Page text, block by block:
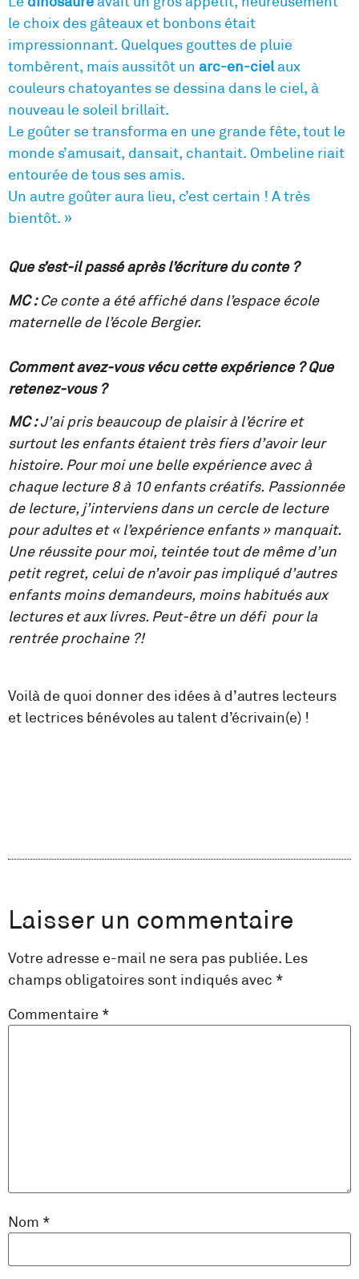
le choix des gâteaux et bonbons était
impressionnant. Quelques gouttes de pluie
tombèrent, mais aussitôt un arc-en-cielaux
couleurs chatoyantes se dessina dans le ciel, à
nouveau le soleil brillait.
Le goûter se transforma en une grande fête, tout le
monde s’amusait, dansait, chantait. Ombeline riait
entourée de tous ses amis.
Un autre goûter aura lieu, c’est certain ! A très
bientôt. »
Que s’est-il passé après l’écriture du conte ?
MC : Ce conte a été affiché dans l’espace école
maternelle de l’école Bergier.
Comment avez-vous vécu cette expérience ?Que
retenez-vous ?
MC : J’ai pris beaucoup de plaisir à l’écrire et
surtout les enfants étaient très fiers d’avoir leur
histoire. Pour moi une belle expérience avec à
chaque lecture 8 à 10 enfants créatifs. Passionnée
de lecture, j’interviens dans un cercle de lecture
pour adultes et « l’expérience enfants » manquait.
Une réussite pour moi, teintée tout de même d’un
petit regret, celui de n’avoir pas impliqué d’autres
enfants moins demandeurs, moins habitués aux
lectures et aux livres. Peut-être un défi pour la
rentrée prochaine ?!
Voilà de quoi donner des idées à d’autres lecteurs
et lectrices bénévoles au talent d’écrivain(e) !
Laisser un commentaire
Votre adresse e-mail ne sera pas publiée. Les
champs obligatoires sont indiqués avec *
Commentaire *
Nom *